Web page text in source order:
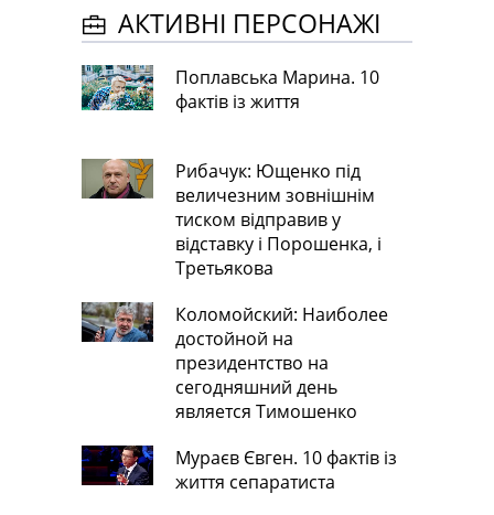
АКТИВНІ ПЕРСОНАЖІ
Поплавська Марина. 10
фактів із життя
Рибачук: Ющенко під
величезним зовнішнім
тиском відправив у
відставку і Порошенка, і
Третьякова
Коломойский: Наиболее
достойной на
президентство на
сегодняшний день
является Тимошенко
Мураєв Євген. 10 фактів із
життя сепаратиста